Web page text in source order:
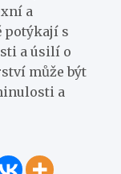
a
potýkají s
a úsilí o
může být
a